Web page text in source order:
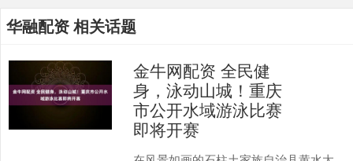
华融配资 相关话题
金牛网配资 全民健
身，泳动山城！重庆
市公开水域游泳比赛
即将开赛